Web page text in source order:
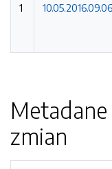
1
zmian